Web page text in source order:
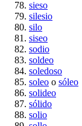
sieso
silesio
silo
siseo
sodio
soldeo
soledoso
soleo o sóleo
solideo
sólido
solio